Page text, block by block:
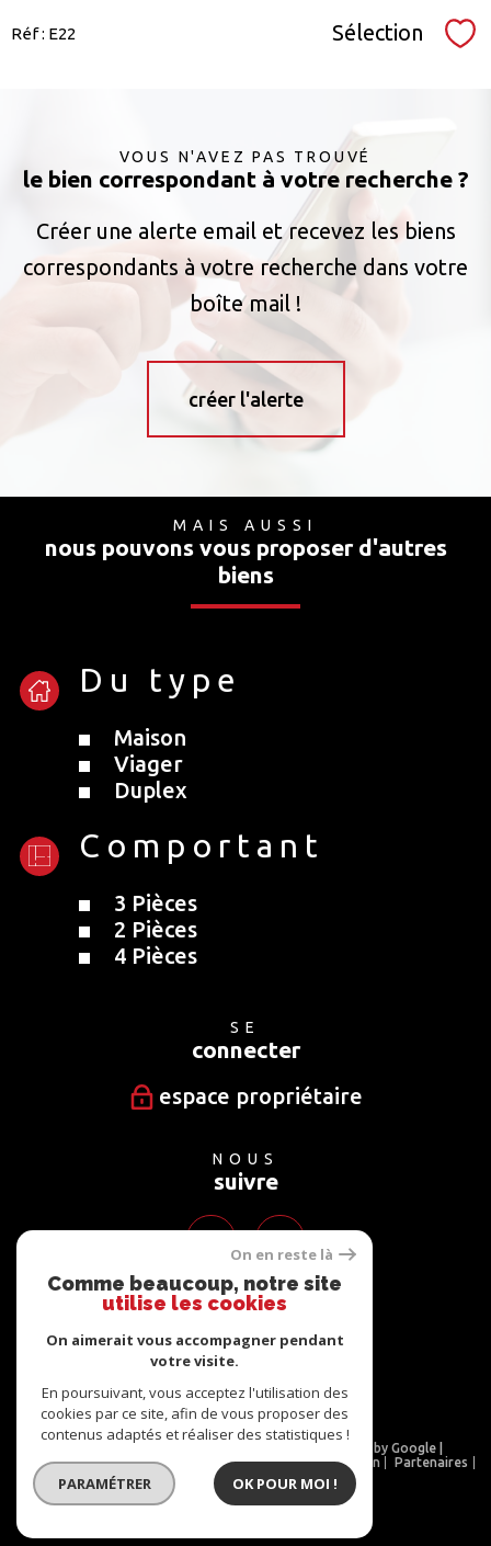
Réf : E22 Sélection
VOUS N'AVEZ PAS TROUVÉ
le bien correspondant à votre recherche ?
Créer une alerte email et recevez les biens
correspondants à votre recherche dans votre
boîte mail !
créer l'alerte
MAIS AUSSI
nous pouvons vous proposer d'autres
biens
Du type
Maison
Viager
Duplex
Comportant
3 Pièces
2 Pièces
4 Pièces
SE
connecter
espace propriétaire
NOUS
suivre
NOUS
adhérons
© 2026 | Tous droits réservés | Traduction powered by Google |
Nos honoraires
Plan du site Mentions légales Admin
Partenaires
Politique RGPD
On en reste là
Comme beaucoup, notre site
utilise les cookies
On aimerait vous accompagner pendant
votre visite.
En poursuivant, vous acceptez l'utilisation des
cookies par ce site, afin de vous proposer des
contenus adaptés et réaliser des statistiques !
PARAMÉTRER OK POUR MOI !